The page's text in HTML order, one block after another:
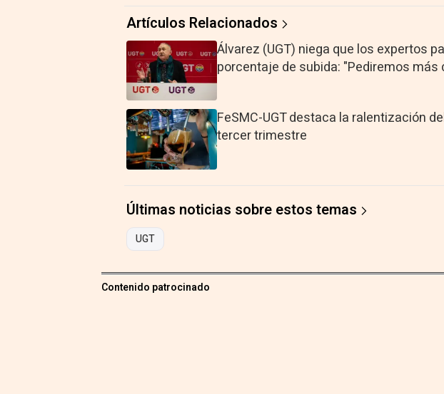
Artículos Relacionados
Álvarez (UGT) niega que los expertos
porcentaje de subida: "Pediremos más
FeSMC-UGT destaca la ralentización
tercer trimestre
Últimas noticias sobre estos temas
UGT
Contenido patrocinado